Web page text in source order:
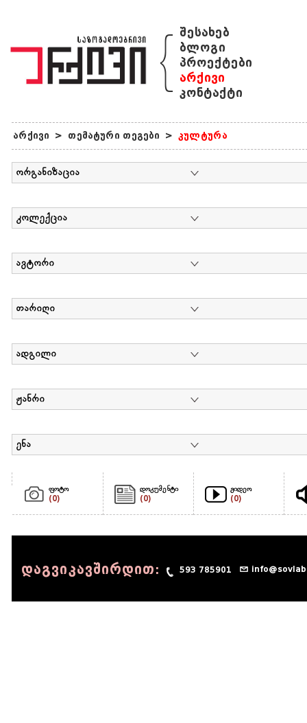
{ შესახებ
ბლოგი
პროექტები
არქივი
კონტაქტი
არქივი > თემატური თეგები > კულტურა
ორგანიზაცია
კოლექცია
ავტორი
თარიღი
ადგილი
ჟანრი
ენა
ფოტო
(0)
დოკუმენტი
(0)
ვიდეო
(0)
დაგვიკავშირდით: 593 785901